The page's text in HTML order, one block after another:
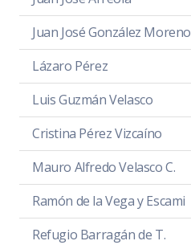
Juan José González Moreno
Lázaro Pérez
Luis Guzmán Velasco
Cristina Pérez Vizcaíno
Mauro Alfredo Velasco C.
Ramón de la Vega y Escami
Refugio Barragán de T.